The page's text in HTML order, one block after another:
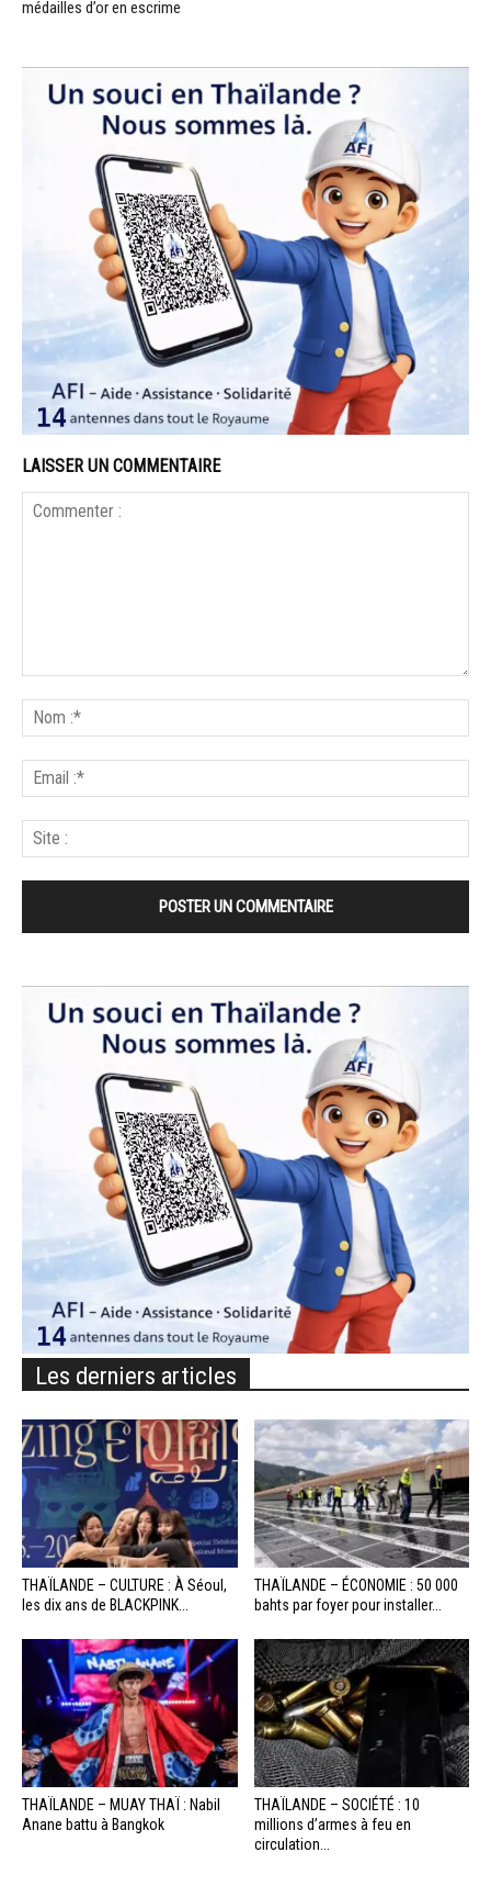
médailles d’or en escrime
LAISSER UN COMMENTAIRE
Les derniers articles
THAÏLANDE – CULTURE : À Séoul,
les dix ans de BLACKPINK...
THAÏLANDE – ÉCONOMIE : 50 000
bahts par foyer pour installer...
THAÏLANDE – MUAY THAÏ : Nabil
Anane battu à Bangkok
THAÏLANDE – SOCIÉTÉ : 10
millions d’armes à feu en
circulation...